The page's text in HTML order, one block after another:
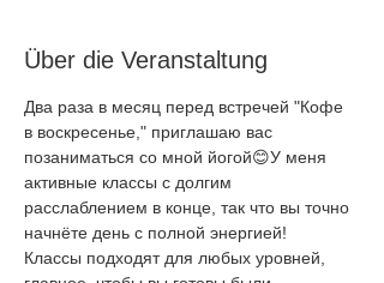
Über die Veranstaltung
Два раза в месяц перед встречей "Кофе
в воскресенье," приглашаю вас
позаниматься со мной йогой😊У меня
активные классы с долгим
расслаблением в конце, так что вы точно
начнёте день с полной энергией!
Классы подходят для любых уровней,